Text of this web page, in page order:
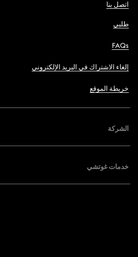
اتصل بنا
طلبي
FAQs
إلغاء الاشتراك في البريد الإلكتروني
خريطة الموقع
الشركة
خدمات غوتشي